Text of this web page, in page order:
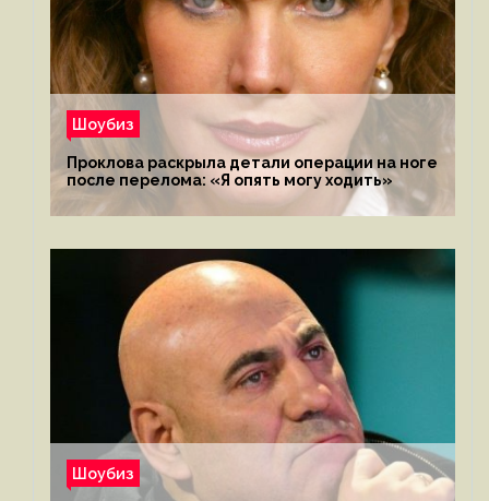
Шоубиз
Проклова раскрыла детали операции на ноге
после перелома: «Я опять могу ходить»
Шоубиз